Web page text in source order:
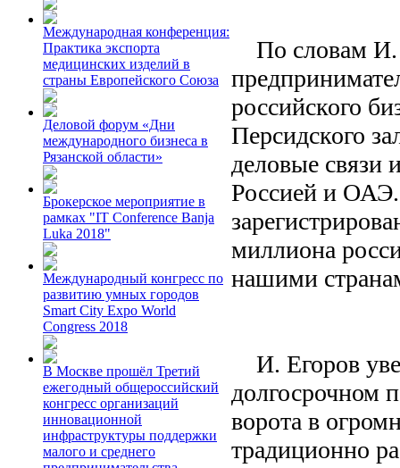
Международная конференция:
Практика экспорта
медицинских изделий в
страны Европейского Союза
Деловой форум «Дни
международного бизнеса в
Рязанской области»
Брокерское мероприятие в
рамках "IT Conference Banja
Luka 2018"
Международный конгресс по
развитию умных городов
Smart City Expo World
Congress 2018
В Москве прошёл Третий
ежегодный общероссийский
конгресс организаций
инновационной
инфраструктуры поддержки
малого и среднего
По словам И.
российского
Персидского
деловые связи
Россией и ОАЭ.
миллиона
нашими
И. Егоров
долгосрочном
ворота в
традиционно